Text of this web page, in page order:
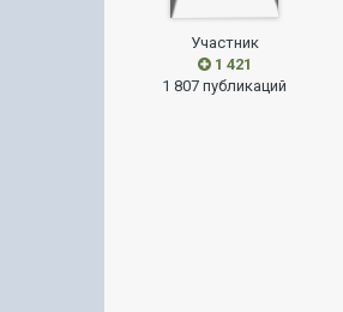
Участник
1 421
1 807 публикаций